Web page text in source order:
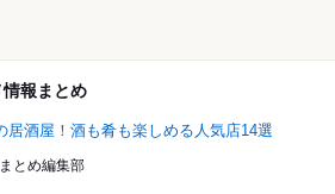
報まとめ
居酒屋！酒も肴も楽しめる人気店14選
とめ編集部